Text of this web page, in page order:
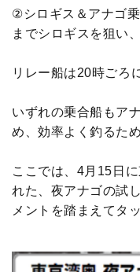
②シロギス＆アナゴ
までシロギスを狙い
リレー船は20時ごろ
いずれの乗合船もア
め、効率よく釣るた
ここでは、4月15日
れた、夜アナゴの試
メントを踏まえてタ